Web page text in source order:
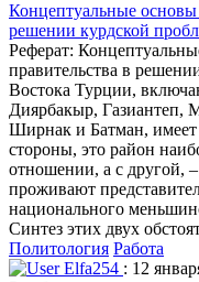
Концептуальные основы
решении курдской
Реферат:
правительства в
Востока Турции,
Диярбакыр,
Ширнак и Батман,
стороны, этo район
отношении, а с другой,
проживают
национального
Синтез этих двух
Политология Работа
Elfa254 : 12